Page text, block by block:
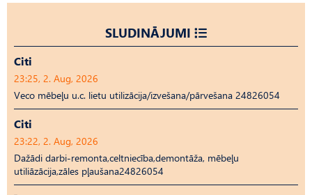
SLUDINĀJUMI
Citi
23:25, 2. Aug, 2026
Veco mēbeļu u.c. lietu utilizācija/izvešana/pārvešana 24826054
Citi
23:22, 2. Aug, 2026
Dažādi darbi-remonta,celtniecība,demontāža, mēbeļu
utiliāzācija,zāles pļaušana24826054